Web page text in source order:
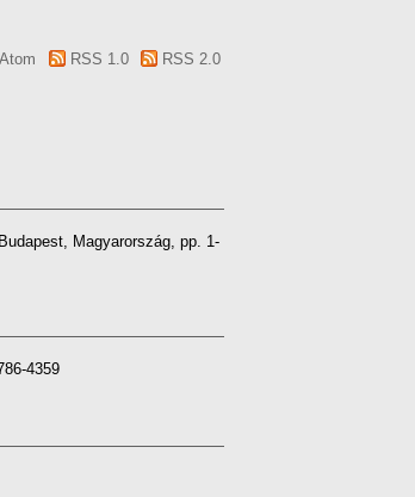
Atom RSS 1.0
RSS 2.0
Magyarország, pp. 1-
4359